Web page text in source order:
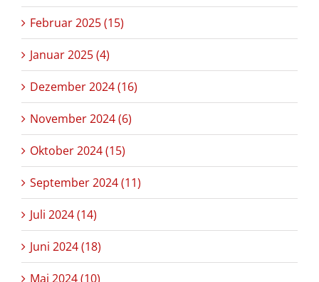
Februar 2025 (15)
Januar 2025 (4)
Dezember 2024 (16)
November 2024 (6)
Oktober 2024 (15)
September 2024 (11)
Juli 2024 (14)
Juni 2024 (18)
Mai 2024 (10)